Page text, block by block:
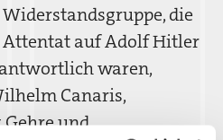
die
Attentat auf Adolf Hitler
waren,
Canaris,
und